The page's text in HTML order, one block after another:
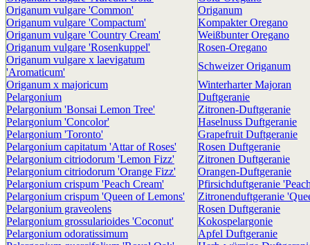
Origanum vulgare 'Common'
Origanum
Origanum vulgare 'Compactum'
Kompakter Oregano
Origanum vulgare 'Country Cream'
Weißbunter Oregano
Origanum vulgare 'Rosenkuppel'
Rosen-Oregano
Origanum vulgare x laevigatum
'Aromaticum'
Schweizer Origanum
Origanum x majoricum
Winterharter Majoran
Pelargonium
Duftgeranie
Pelargonium 'Bonsai Lemon Tree'
Zitronen-Duftgeranie
Pelargonium 'Concolor'
Haselnuss Duftgeranie
Pelargonium 'Toronto'
Grapefruit Duftgeranie
Pelargonium capitatum 'Attar of Roses'
Rosen Duftgeranie
Pelargonium citriodorum 'Lemon Fizz'
Zitronen Duftgeranie
Pelargonium citriodorum 'Orange Fizz'
Orangen-Duftgeranie
Pelargonium crispum 'Peach Cream'
Pfirsichduftgeranie
Pelargonium crispum 'Queen of Lemons'
Zitronenduftgeranie
Pelargonium graveolens
Rosen Duftgeranie
Pelargonium grossularioides 'Coconut'
Kokospelargonie
Pelargonium odoratissimum
Apfel Duftgeranie